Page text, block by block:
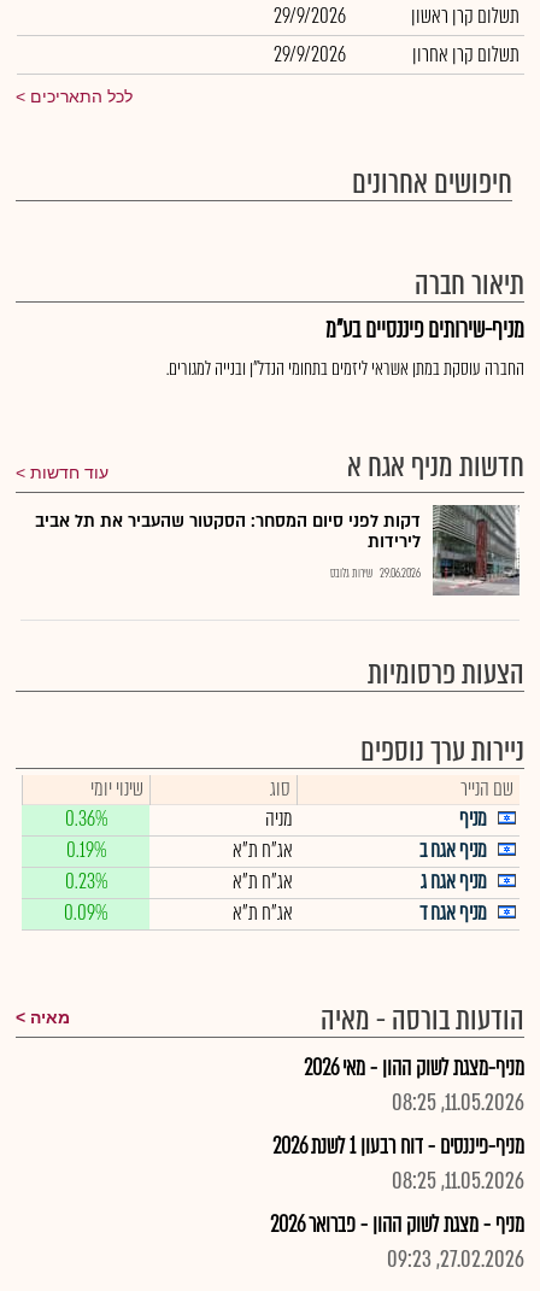
תשלום קרן ראשון
29/9/2026
תשלום קרן אחרון
29/9/2026
לכל התאריכים
חיפושים אחרונים
תיאור חברה
מניף-שירותים פיננסיים בע"מ
החברה עוסקת במתן אשראי ליזמים בתחומי הנדל"ן ובנייה למגורים.
חדשות מניף אגח א עוד חדשות
דקות לפני סיום המסחר: הסקטור שהעביר את תל אביב
לירידות
29.06.2026 שירות גלובס
הצעות פרסומיות
ניירות ערך נוספים
שם הנייר סוג
שינוי יומי
מניף
מניה
0.36%
מניף אגח ב
אג"ח ת"א
0.19%
מניף אגח ג
אג"ח ת"א
0.23%
מניף אגח ד
אג"ח ת"א 0.09%
הודעות בורסה - מאיה מאיה
מניף-מצגת לשוק ההון - מאי 2026
11.05.2026, 08:25
מניף-פיננסים - דוח רבעון 1 לשנת 2026
11.05.2026, 08:25
מניף - מצגת לשוק ההון - פברואר 2026
27.02.2026, 09:23